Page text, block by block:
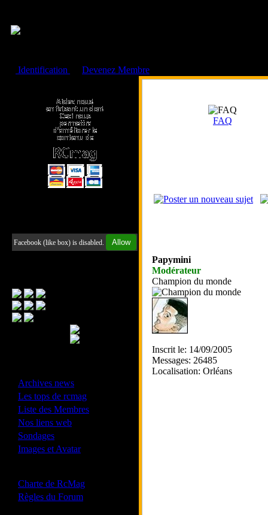
Identification
Devenez Membre
Facebook (like box) is disabled. Allow
Archives news
Les tops de rcmag
Liste des Membres
Nos liens web
Sondages
Images et Avatar
Charte de RcMag
Règles du Forum
FAQ
Papymini
Modérateur
Champion du monde
Inscrit le: 14/09/2005
Messages: 26485
Localisation: Orléans